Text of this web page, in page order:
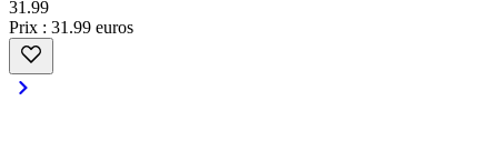
31 .99
Prix : 31.99 euros